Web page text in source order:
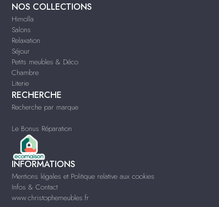
NOS COLLECTIONS
Himolla
Salons
Relaxation
Séjour
Petits meubles & Déco
Chambre
Literie
RECHERCHE
Recherche par marque
Le Bonus Réparation
INFORMATIONS
Mentions légales et Politique relative aux cookies
Infos & Contact
www.christophemeubles.fr